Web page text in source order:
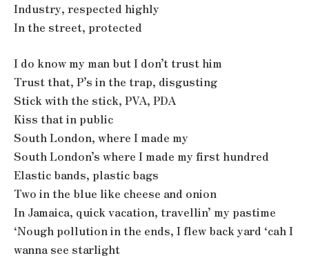
Industry, respected highly
In the street, protected
I do know my man but I don’t trust him
Trust that, P’s in the trap, disgusting
Stick with the stick, PVA, PDA
Kiss that in public
South London, where I made my
South London’s where I made my first hundred
Elastic bands, plastic bags
Two in the blue like cheese and onion
In Jamaica, quick vacation, travellin’ my pastime
‘Nough pollution in the ends, I flew back yard ‘cah I
wanna see starlight